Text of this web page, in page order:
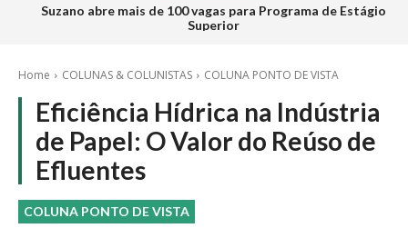
Suzano abre mais de 100 vagas para Programa de Estágio
Superior
Inscrições para o Programa de Estágio 2026 da Veracel
abrem na próxima semana
Home COLUNAS & COLUNISTAS COLUNA PONTO DE VISTA
Eficiência Hídrica na Indústria
de Papel: O Valor do Reúso de
Efluentes
COLUNA PONTO DE VISTA